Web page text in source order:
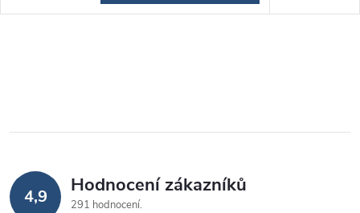
4,9 Hodnocení zákazníků
291 hodnocení